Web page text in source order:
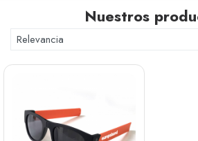
Nuestros